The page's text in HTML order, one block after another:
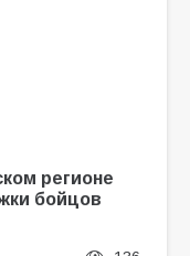
регионе
бойцов